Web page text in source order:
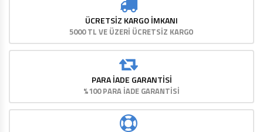
ÜCRETSIZ KARGO İMKANI
5000 TL VE ÜZERİ ÜCRETSİZ KARGO
PARA İADE GARANTISI
%100 PARA İADE GARANTİSİ